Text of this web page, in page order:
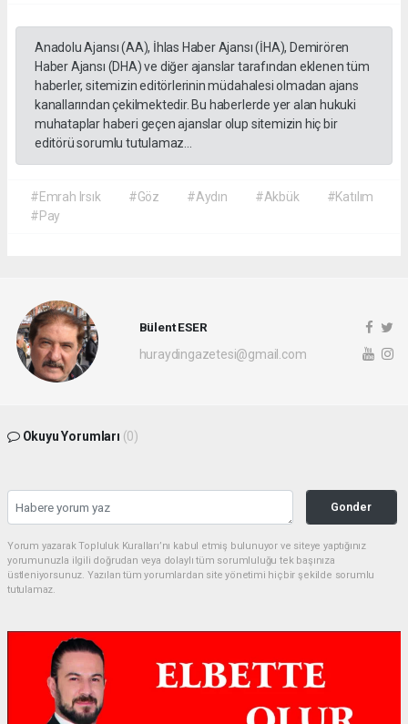
Anadolu Ajansı (AA), İhlas Haber Ajansı (İHA), Demirören
Haber Ajansı (DHA) ve diğer ajanslar tarafından eklenen tüm
haberler, sitemizin editörlerinin müdahalesi olmadan ajans
kanallarından çekilmektedir. Bu haberlerde yer alan hukuki
muhataplar haberi geçen ajanslar olup sitemizin hiç bir
editörü sorumlu tutulamaz...
#Emrah Irsık #Göz #Aydın #Akbük
#Katılım
#Pay
Bülent ESER
huraydingazetesi@gmail.com
Okuyu Yorumları (0)
Gonder
Yorum yazarak Topluluk Kuralları’nı kabul etmiş bulunuyor ve siteye yaptığınız
yorumunuzla ilgili doğrudan veya dolaylı tüm sorumluluğu tek başınıza
üstleniyorsunuz. Yazılan tüm yorumlardan site yönetimi hiçbir şekilde sorumlu
tutulamaz.